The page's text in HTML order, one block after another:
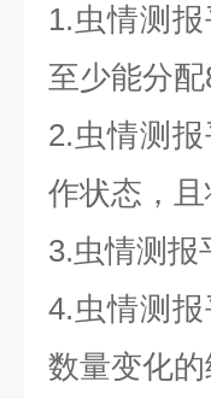
1.虫情测
至少能分
2.虫情测
作状态，
3.虫情测报
4.虫情测
数量变化